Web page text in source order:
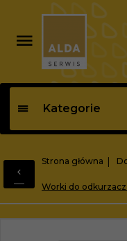
Kategorie
Strona główna
Worki do